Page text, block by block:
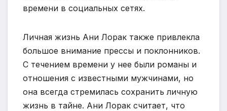
времени в социальных сетях.
Личная жизнь Ани Лорак также привлекла
большое внимание прессы и поклонников.
С течением времени у нее были романы и
отношения с известными мужчинами, но
она всегда стремилась сохранить личную
жизнь в тайне. Ани Лорак считает, что